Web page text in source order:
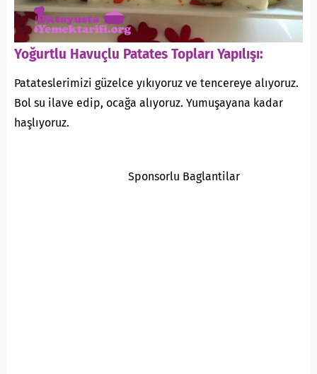
Yoğurtlu Havuçlu Patates Topları Yapılışı:
Patateslerimizi güzelce yıkıyoruz ve tencereye alıyoruz.
Bol su ilave edip, ocağa alıyoruz. Yumuşayana kadar
haşlıyoruz.
Sponsorlu Baglantilar